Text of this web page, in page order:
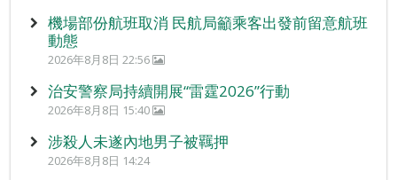
機場部份航班取消 民航局籲乘客出發前留意航班
動態
2026年8月8日 22:56
治安警察局持續開展“雷霆2026”行動
2026年8月8日 15:40
涉殺人未遂內地男子被羈押
2026年8月8日 14:24